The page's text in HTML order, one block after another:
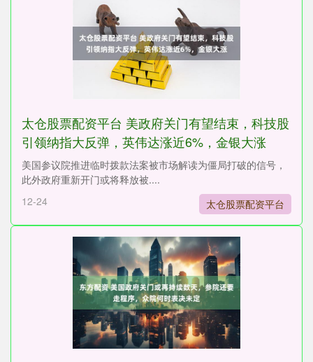
太仓股票配资平台 美政府关门有望结束，科技股
引领纳指大反弹，英伟达涨近6%，金银大涨
美国参议院推进临时拨款法案被市场解读为僵局打破的信号，
此外政府重新开门或将释放被....
12-24
太仓股票配资平台